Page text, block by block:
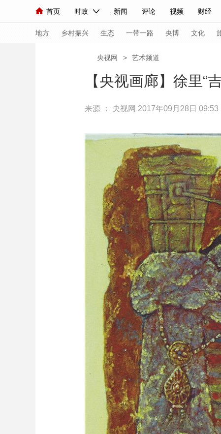
首页 时政 新闻 评论 视频 财经
人民领袖习近平 联播+ 中国领导人 央视快评 习
直播 栏目大全 节目单 听音 微视频
海外频道 iPanda English Монгол
地方 乡村振兴 生态 一带一路 央博 文化
国内 国际 评论 经济 军事
小央直播 直播中国 熊
比划 快看 蓝海中国 新
竞猜 2026年世界杯 2026年
CCTV奥林匹克频道 生活体育大会
乡村振兴 生态环境 一带一路
大国展会 大国保险 云顶对话
直播 节目单 栏目 片库
央视网 > 艺术频道
【央视画廊】徐里“
来源 ： 央视网 2017年09月28日 09:53